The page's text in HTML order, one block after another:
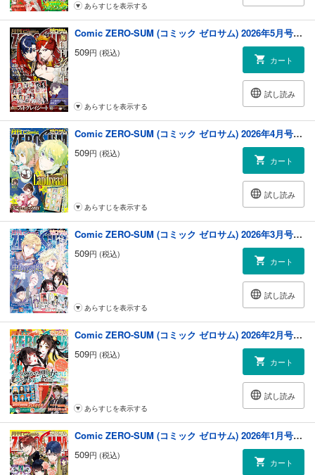
あらすじを表示する
Comic ZERO-SUM (コミック ゼロサム) 2026年5月号[雑誌]
509円 (税込)
カート
試し読み
あらすじを表示する
Comic ZERO-SUM (コミック ゼロサム) 2026年4月号[雑誌]
509円 (税込)
カート
試し読み
あらすじを表示する
Comic ZERO-SUM (コミック ゼロサム) 2026年3月号[雑誌]
509円 (税込)
カート
試し読み
あらすじを表示する
Comic ZERO-SUM (コミック ゼロサム) 2026年2月号[雑誌]
509円 (税込)
カート
試し読み
あらすじを表示する
Comic ZERO-SUM (コミック ゼロサム) 2026年1月号[雑誌]
509円 (税込)
カート